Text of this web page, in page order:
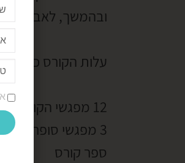
ובהמשך, לאבחון
עלות הקורס כוללת :
12 מפגשי הקורס מקונים בני שלוש שעות
3 מפגשי סופרויז׳ן
ספר קורס